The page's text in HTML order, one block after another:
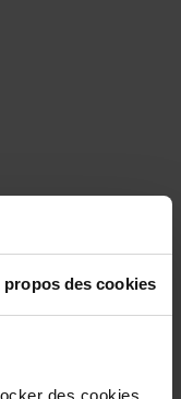
propos des cookies
des cookies